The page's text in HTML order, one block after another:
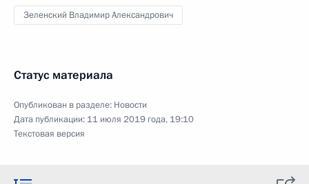
Зеленский Владимир Александрович
Статус материала
Опубликован в разделе: Новости
Дата публикации: 11 июля 2019 года, 19:10
Текстовая версия